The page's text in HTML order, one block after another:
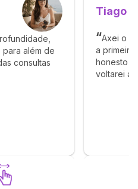
além de
consultas
Tiago
Axei o
a
honesto e
voltarei